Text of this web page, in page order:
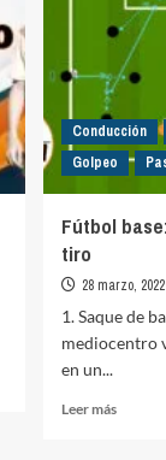
Conducción
Golpeo
Fútbol
tiro
28 marzo, 2022
1. Saque de
mediocentro
en un...
Leer másLeer